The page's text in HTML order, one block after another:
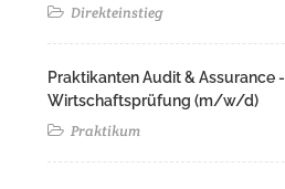
Direkteinstieg
Praktikanten Audit & Assurance -
Wirtschaftsprüfung (m/w/d)
Praktikum